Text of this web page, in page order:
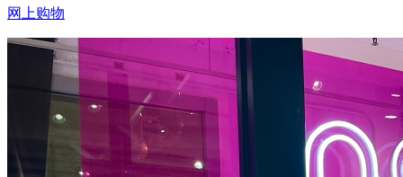
网上购物